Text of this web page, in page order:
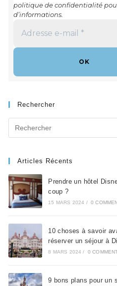
politique de confidentialité
d’informations.
*
Rechercher
for:
Articles Récents
Prendre un hôtel
coup ?
15 MARS 2024 / 0
10 choses à savoir
réserver un séjour à
8 MARS 2024 / 0
9 bons plans pour un